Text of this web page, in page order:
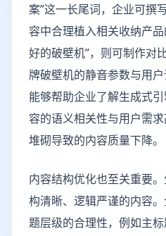
案”这一长尾词，企业可撰
容中合理植入相关收纳产
好的破壁机”，则可制作对
牌破壁机的静音参数与用
能够帮助企业了解生成式
容的语义相关性与用户需
堆砌导致的内容质量下降。
内容结构优化也至关重要
构清晰、逻辑严谨的内容
题层级的合理性，例如主